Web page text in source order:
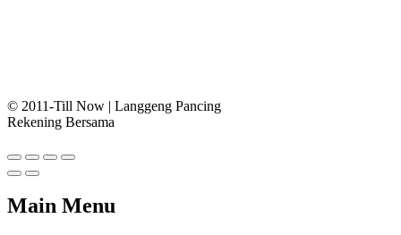
© 2011-Till Now | Langgeng Pancing
Rekening Bersama
Main Menu